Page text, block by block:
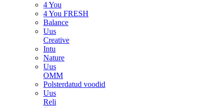
4 You
4 You FRESH
Balance
Uus
Creative
Intu
Nature
Uus
OMM
Polsterdatud voodid
Uus
Reli